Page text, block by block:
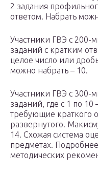
2 задания
ответом. Набрать
Участники ГВЭ с 200-
заданий с кратким
целое число или
можно набрать – 10.
Участники ГВЭ с 300-
заданий, где с 1 по 10
требующие краткого
развернутого.
14. Схожая система
предметах.
методических